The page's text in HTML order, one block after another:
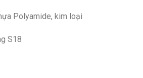
Polyamide, kim loại
S18